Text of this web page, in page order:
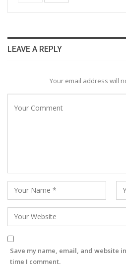
LEAVE A REPLY
Your email address will
Save my name, email, and website
time I comment.